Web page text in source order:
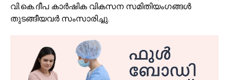
വി.കെ.ദീപ കാർഷിക വികസന സമിതിയംഗങ്ങൾ
തുടങ്ങീയവർ സംസാരിച്ചു.